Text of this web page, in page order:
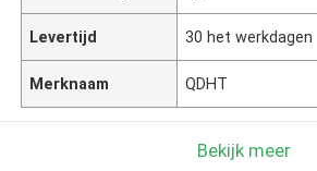
Levertijd 30 het werkdagen
Merknaam QDHT
Bekijk meer